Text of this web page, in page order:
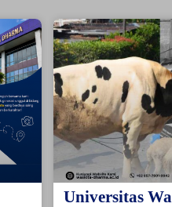
Universitas